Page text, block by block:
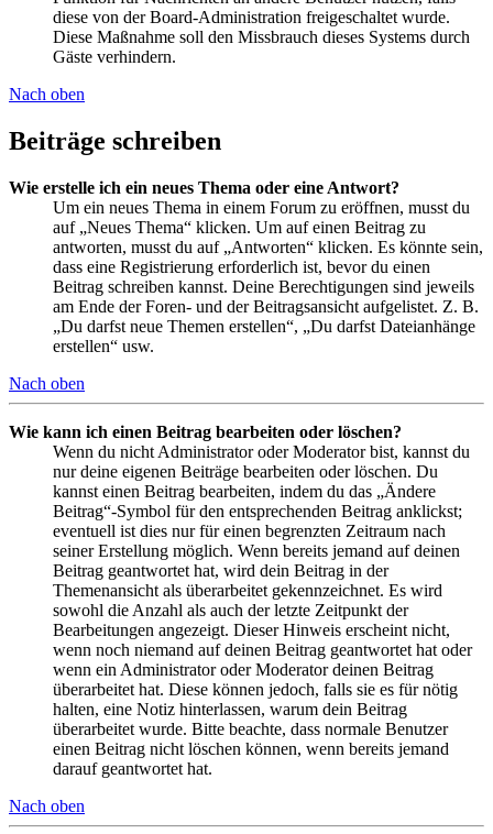
diese von der Board-Administration freigeschaltet wurde.
Diese Maßnahme soll den Missbrauch dieses Systems durch
Gäste verhindern.
Nach oben
Beiträge schreiben
Wie erstelle ich ein neues Thema oder eine Antwort?
Um ein neues Thema in einem Forum zu eröffnen, musst du
auf „Neues Thema“ klicken. Um auf einen Beitrag zu
antworten, musst du auf „Antworten“ klicken. Es könnte sein,
dass eine Registrierung erforderlich ist, bevor du einen
Beitrag schreiben kannst. Deine Berechtigungen sind jeweils
am Ende der Foren- und der Beitragsansicht aufgelistet. Z. B.
„Du darfst neue Themen erstellen“, „Du darfst Dateianhänge
erstellen“ usw.
Nach oben
Wie kann ich einen Beitrag bearbeiten oder löschen?
Wenn du nicht Administrator oder Moderator bist, kannst du
nur deine eigenen Beiträge bearbeiten oder löschen. Du
kannst einen Beitrag bearbeiten, indem du das „Ändere
Beitrag“-Symbol für den entsprechenden Beitrag anklickst;
eventuell ist dies nur für einen begrenzten Zeitraum nach
seiner Erstellung möglich. Wenn bereits jemand auf deinen
Beitrag geantwortet hat, wird dein Beitrag in der
Themenansicht als überarbeitet gekennzeichnet. Es wird
sowohl die Anzahl als auch der letzte Zeitpunkt der
Bearbeitungen angezeigt. Dieser Hinweis erscheint nicht,
wenn noch niemand auf deinen Beitrag geantwortet hat oder
wenn ein Administrator oder Moderator deinen Beitrag
überarbeitet hat. Diese können jedoch, falls sie es für nötig
halten, eine Notiz hinterlassen, warum dein Beitrag
überarbeitet wurde. Bitte beachte, dass normale Benutzer
einen Beitrag nicht löschen können, wenn bereits jemand
darauf geantwortet hat.
Nach oben